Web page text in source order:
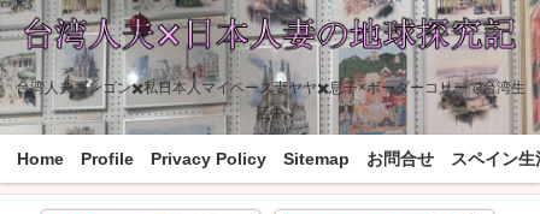
台湾人夫ゴンゴン✖️私日本人マイペース妻ヤヤ✖️息子×ボーダーコリーで台湾生
活中
Home Profile Privacy Policy Sitemap お問合せ スペイン生